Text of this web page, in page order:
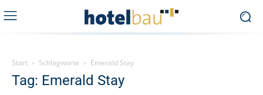
Start Schlagworte Emerald Stay
Tag: Emerald Stay